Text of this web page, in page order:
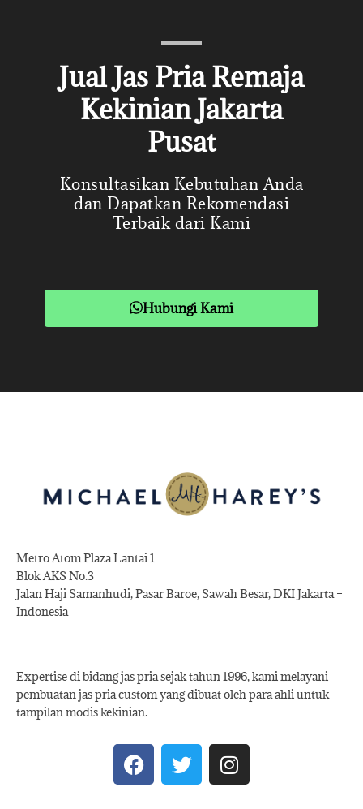
Jual Jas Pria Remaja
Kekinian Jakarta
Pusat
Konsultasikan Kebutuhan Anda
dan Dapatkan Rekomendasi
Terbaik dari Kami
Hubungi Kami
Metro Atom Plaza Lantai 1
Blok AKS No.3
Jalan Haji Samanhudi, Pasar Baroe, Sawah Besar, DKI Jakarta –
Indonesia
Expertise di bidang jas pria sejak tahun 1996, kami melayani
pembuatan jas pria custom yang dibuat oleh para ahli untuk
tampilan modis kekinian.